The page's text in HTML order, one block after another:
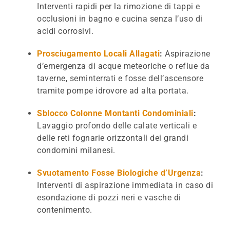
Interventi rapidi per la rimozione di tappi e
occlusioni in bagno e cucina senza l’uso di
acidi corrosivi.
Prosciugamento Locali Allagati: Aspirazione
d’emergenza di acque meteoriche o reflue da
taverne, seminterrati e fosse dell’ascensore
tramite pompe idrovore ad alta portata.
Sblocco Colonne Montanti Condominiali:
Lavaggio profondo delle calate verticali e
delle reti fognarie orizzontali dei grandi
condomini milanesi.
Svuotamento Fosse Biologiche d’Urgenza:
Interventi di aspirazione immediata in caso di
esondazione di pozzi neri e vasche di
contenimento.